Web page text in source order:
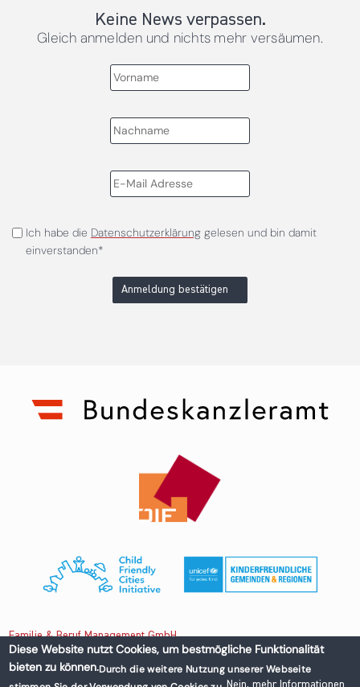
Keine News verpassen.
Gleich anmelden und nichts mehr versäumen.
Ich habe die Datenschutzerklärunggelesen und bin damit
einverstanden*
Anmeldung bestätigen
Familie & Beruf Management GmbH
Untere Donaustraße 13-15/3 1020 Wien, Austria
Diese Website nutzt Cookies, um bestmögliche Funktionalität
bieten zu können.Durch die weitere Nutzung unserer Webseite
Nein, mehr Informationen